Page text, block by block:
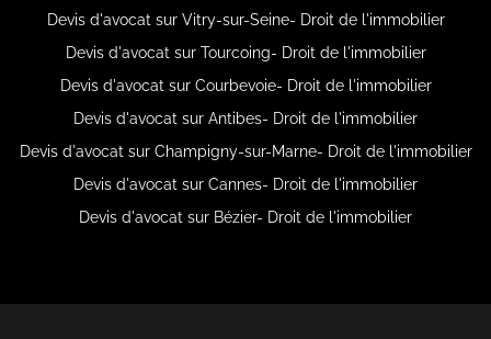
Devis d'avocat sur Vitry-sur-Seine- Droit de l'immobilier
Devis d'avocat sur Tourcoing- Droit de l'immobilier
Devis d'avocat sur Courbevoie- Droit de l'immobilier
Devis d'avocat sur Antibes- Droit de l'immobilier
Devis d'avocat sur Champigny-sur-Marne- Droit de l'immobilier
Devis d'avocat sur Cannes- Droit de l'immobilier
Devis d'avocat sur Bézier- Droit de l'immobilier